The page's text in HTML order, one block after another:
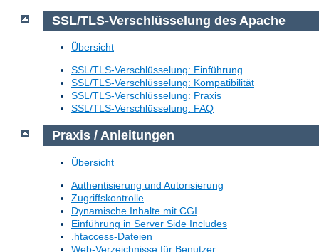
SSL/TLS-Verschlüsselung des Apache
Übersicht
SSL/TLS-Verschlüsselung: Einführung
SSL/TLS-Verschlüsselung: Kompatibilität
SSL/TLS-Verschlüsselung: Praxis
SSL/TLS-Verschlüsselung: FAQ
Praxis / Anleitungen
Übersicht
Authentisierung und Autorisierung
Zugriffskontrolle
Dynamische Inhalte mit CGI
Einführung in Server Side Includes
.htaccess-Dateien
Web-Verzeichnisse für Benutzer